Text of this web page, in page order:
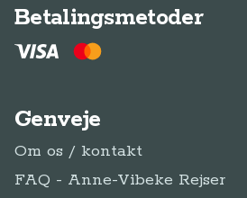
Betalingsmetoder
Genveje
Om os / kontakt
FAQ - Anne-Vibeke Rejser